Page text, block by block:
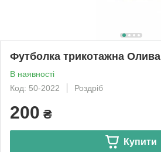
Футболка трикотажна Олива
В наявності
Код: 50-2022
Роздріб
200 ₴
Купити